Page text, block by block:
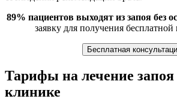
89% пациентов выходят из запоя без
заявку для получения бесплатной
Бесплатная
Тарифы на лечение
клинике